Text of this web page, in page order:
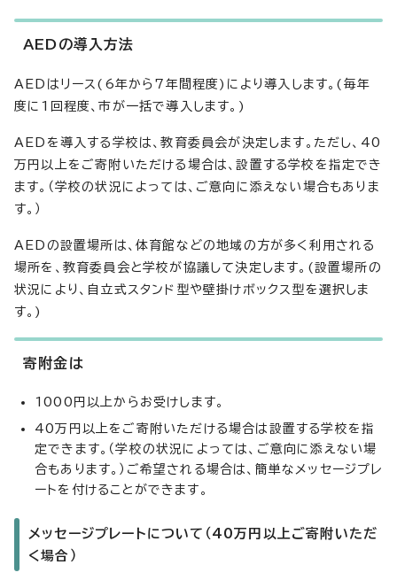
AEDの導入方法
AEDはリース(6年から7年間程度)により導入します。(毎年
度に1回程度、市が一括で導入します。)
AEDを導入する学校は、教育委員会が決定します。ただし、40
万円以上をご寄附いただける場合は、設置する学校を指定でき
ます。（学校の状況によっては、ご意向に添えない場合もありま
す。）
AEDの設置場所は、体育館などの地域の方が多く利用される
場所を、教育委員会と学校が協議して決定します。(設置場所の
状況により、自立式スタンド型や壁掛けボックス型を選択しま
す。)
寄附金は
1000円以上からお受けします。
40万円以上をご寄附いただける場合は設置する学校を指
定できます。（学校の状況によっては、ご意向に添えない場
合もあります。）ご希望される場合は、簡単なメッセージプレ
ートを付けることができます。
メッセージプレートについて（40万円以上ご寄附いただ
く場合）